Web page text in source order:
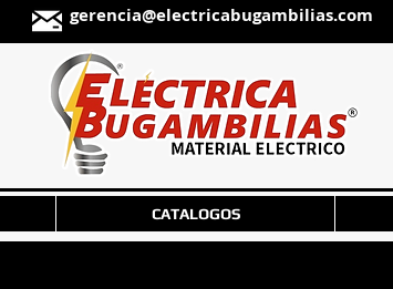
gerencia@electricabugambilias.com
CATALOGOS